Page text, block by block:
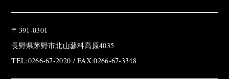
〒391-0301
長野県茅野市北山蓼科高原4035
TEL:0266-67-2020 / FAX:0266-67-3348